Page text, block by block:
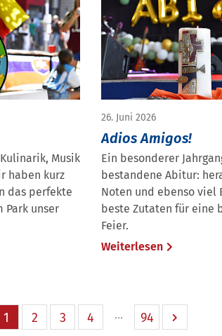
Musik
haben kurz
das perfekte
Park unser
26. Juni 2026
Adios Amigos!
Ein besonderer
bestandene Abitur:
Noten und ebenso viel
beste Zutaten für eine
Feier.
Weiterlesen
1 2 3 4 94